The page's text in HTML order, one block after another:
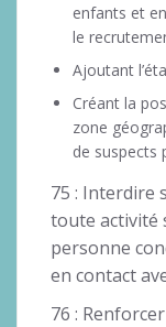
enfants et
le
Ajoutant
Créant la
zone
de suspects
75 : Interdire
toute activité
personne
en contact
76 :